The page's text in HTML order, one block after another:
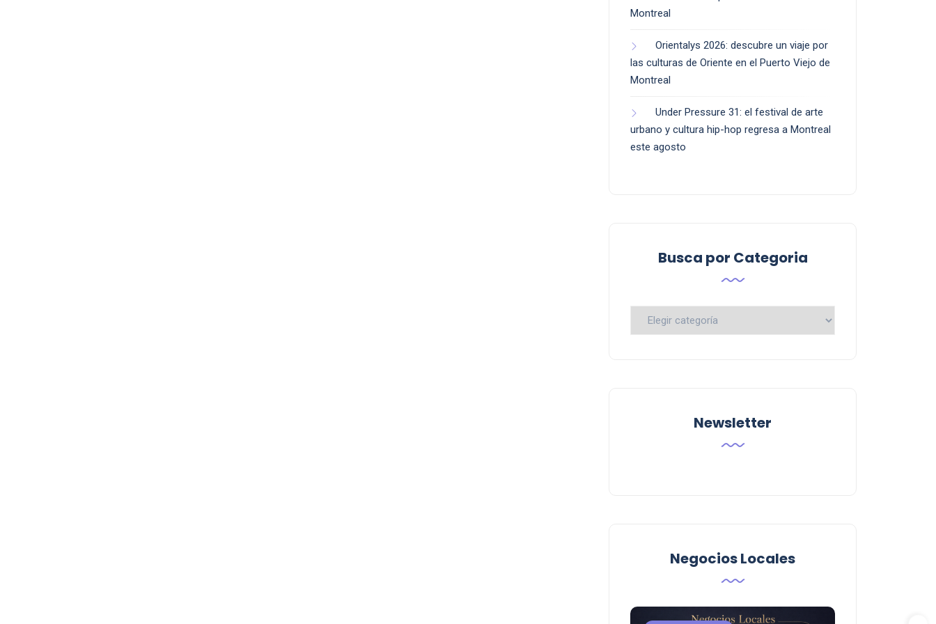
Montreal
Orientalys 2026: descubre un viaje por
las culturas de Oriente en el Puerto Viejo de
Montreal
Under Pressure 31: el festival de arte
urbano y cultura hip-hop regresa a Montreal
este agosto
Busca por Categoria
Busca
Newsletter
Negocios Locales